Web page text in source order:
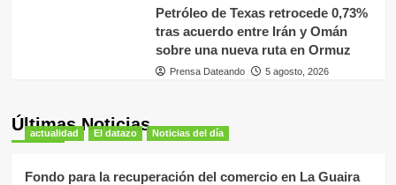
Petróleo de Texas retrocede 0,73%
tras acuerdo entre Irán y Omán
sobre una nueva ruta en Ormuz
Prensa Dateando 5 agosto, 2026
Últimas Noticias
actualidad El datazo Noticias del día
Fondo para la recuperación del comercio en La Guaira